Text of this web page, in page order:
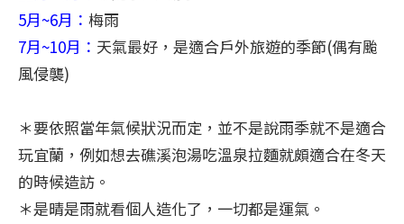
5月~6月： 梅雨
7月~10月： 天氣最好，是適合戶外旅遊的季節(偶有颱
風侵襲)
＊要依照當年氣候狀況而定，並不是說雨季就不是適合
玩宜蘭，例如想去礁溪泡湯吃溫泉拉麵就頗適合在冬天
的時候造訪。
＊是晴是雨就看個人造化了，一切都是運氣。